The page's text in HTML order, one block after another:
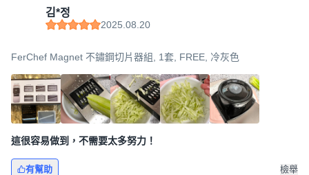
김*정
2025.08.20
FerChef Magnet 不鏽鋼切片器組, 1套, FREE, 冷灰色
這很容易做到，不需要太多努力！
有幫助 檢舉